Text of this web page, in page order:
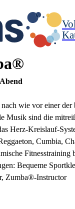
wie vor einer der
Musik sind die
Herz-Kreislauf-
Cumbia,
Bequeme
Zumba®-Instructor